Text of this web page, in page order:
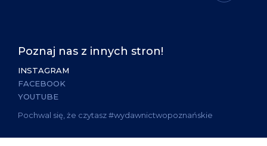
Poznaj nas z innych stron!
INSTAGRAM
FACEBOOK
YOUTUBE
Pochwal się, że czytasz #wydawnictwopoznańskie